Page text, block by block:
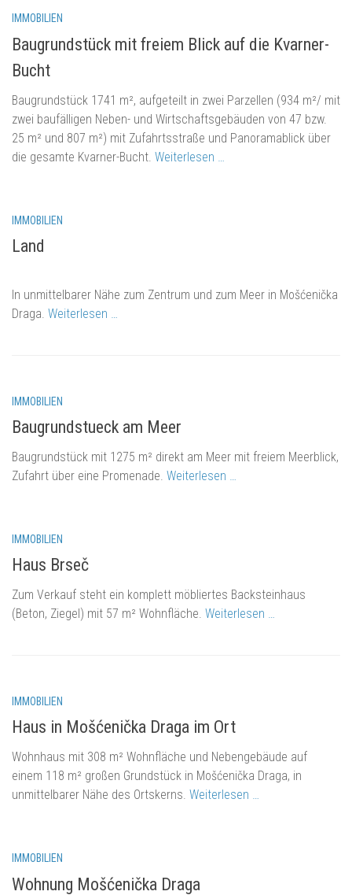
IMMOBILIEN
Baugrundstück mit freiem Blick auf die Kvarner-
Bucht
Baugrundstück 1741 m², aufgeteilt in zwei Parzellen (934 m²/ mit
zwei baufälligen Neben- und Wirtschaftsgebäuden von 47 bzw.
25 m² und 807 m²) mit Zufahrtsstraße und Panoramablick über
die gesamte Kvarner-Bucht. Weiterlesen …
IMMOBILIEN
Land
In unmittelbarer Nähe zum Zentrum und zum Meer in Mošćenička
Draga. Weiterlesen …
IMMOBILIEN
Baugrundstueck am Meer
Baugrundstück mit 1275 m² direkt am Meer mit freiem Meerblick,
Zufahrt über eine Promenade. Weiterlesen …
IMMOBILIEN
Haus Brseč
Zum Verkauf steht ein komplett möbliertes Backsteinhaus
(Beton, Ziegel) mit 57 m² Wohnfläche. Weiterlesen …
IMMOBILIEN
Haus in Mošćenička Draga im Ort
Wohnhaus mit 308 m² Wohnfläche und Nebengebäude auf
einem 118 m² großen Grundstück in Mošćenička Draga, in
unmittelbarer Nähe des Ortskerns. Weiterlesen …
IMMOBILIEN
Wohnung Mošćenička Draga